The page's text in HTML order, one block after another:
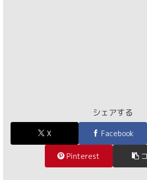
シェアする
X Facebook
Pinterest